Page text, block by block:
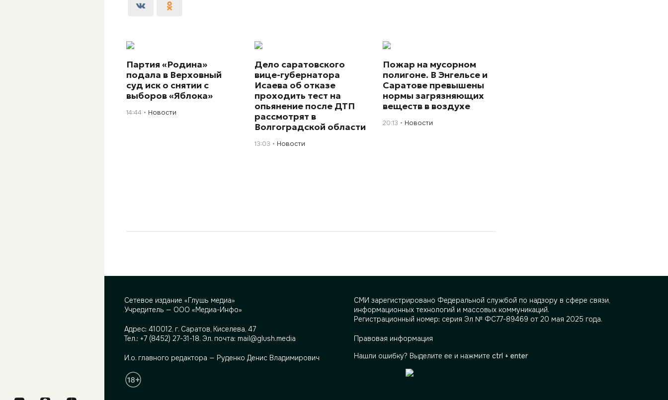
Партия «Родина»
подала в Верховный
суд иск о снятии с
выборов «Яблока»
14:44 Новости
Дело саратовского
вице-губернатора
Исаева об отказе
проходить тест на
опьянение после ДТП
рассмотрят в
Волгоградской области
13:03 Новости
Пожар на мусорном
полигоне. В Энгельсе и
Саратове превышены
нормы загрязняющих
веществ в воздухе
20:13 Новости
Сетевое издание «Глушь медиа»
Учредитель — ООО «Медиа-Инфо»
Адрес: 410012, г. Саратов, Киселева, 47
Тел.: +7 (8452) 27-31-18. Эл. почта: mail@glush.media
И.о. главного редактора — Руденко Денис Владимирович
СМИ зарегистрировано Федеральной службой по надзору в сфере связи,
информационных технологий и массовых коммуникаций.
Регистрационный номер: серия Эл № ФС77-89469 от 20 мая 2025 года.
Правовая информация
Нашли ошибку? Выделите ее и нажмите ctrl + enter